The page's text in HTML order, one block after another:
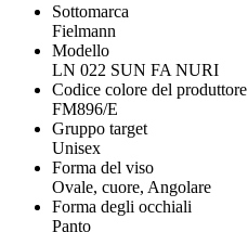
Sottomarca
Fielmann
Modello
LN 022 SUN FA NURI
Codice colore del produttore
FM896/E
Gruppo target
Unisex
Forma del viso
Ovale, cuore, Angolare
Forma degli occhiali
Panto